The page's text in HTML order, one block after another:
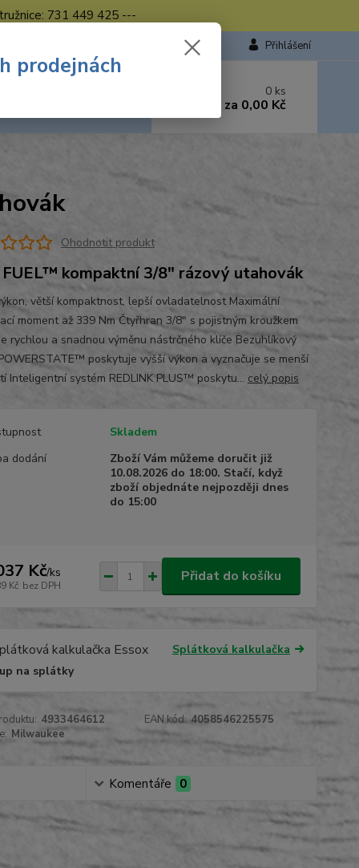
731 449 425 ---
Přihlášení
rady? Zavolejte.
0 ks
za 0,00 Kč
Ohodnotit produkt
kompaktní 3/8″ rázový utahovák
větší kompaktnost, lepší ovladatelnost Maximální
moment až 339 Nm Čtyřhran 3/8″ s pojistným kroužkem
rychlou a snadnou výměnu nástrčného klíče Bezuhlíkový
poskytuje vyšší výkon a vyznačuje se menší
Inteligentní systém REDLINK PLUS™ poskytu... celý popis
Skladem
dodání
Zboží Vám můžeme doručit již
10.08.2026 do 18:00. Stačí, když
zboží objednáte nejpozději dnes
do 15:00
Kč/ks
Kč bez DPH
Přidat do košíku
Splátková kalkulačka
na splátky
4933464612 EAN kód: 4058546225575
Milwaukee
Komentáře 0
prodejnách